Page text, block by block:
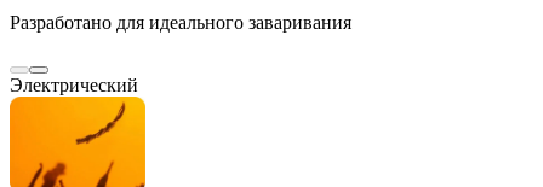
Разработано для идеального заваривания
Электрический